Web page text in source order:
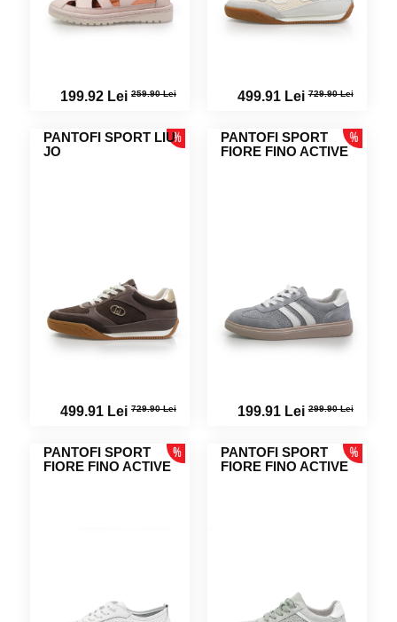
199.92 Lei 259.90 Lei 499.91 Lei729.90 Lei
PANTOFI SPORT LIU
JO
499.91 Lei 729.90 Lei
PANTOFI SPORT
FIORE FINO ACTIVE
199.91 Lei299.90 Lei
PANTOFI SPORT
FIORE FINO ACTIVE
PANTOFI SPORT
FIORE FINO ACTIVE